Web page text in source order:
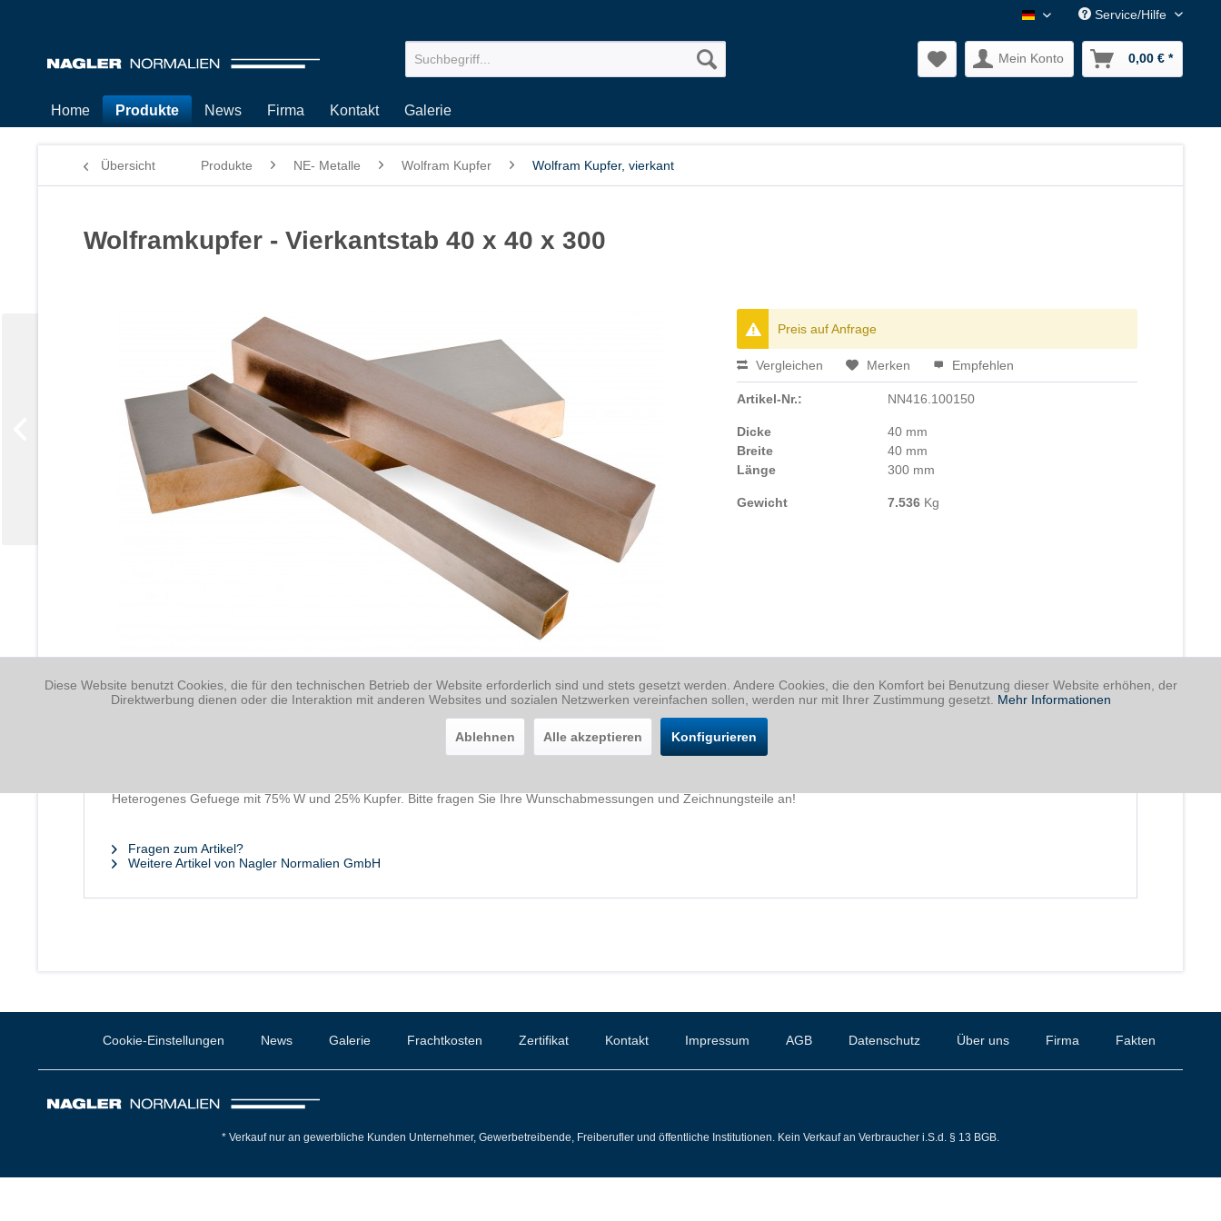
Nagler Normalien DE
Service/Hilfe
Mein Konto 0,00 € *
Home Produkte News Firma Kontakt Galerie
Übersicht Produkte NE- Metalle Wolfram Kupfer Wolfram Kupfer, vierkant
Wolframkupfer - Vierkantstab 40 x 40 x 300
Preis auf Anfrage
Vergleichen Merken Empfehlen
Artikel-Nr.: NN416.100150
Dicke
40 mm
Breite
40 mm
Länge
300 mm
Gewicht 7.536 Kg
Heterogenes Gefuege mit 75% W und 25% Kupfer. Bitte fragen Sie Ihre Wunschabmessungen und Zeichnungsteile an!
Fragen zum Artikel?
Weitere Artikel von Nagler Normalien GmbH
Fakten
Firma
Über uns
Datenschutz
AGB
Impressum
Kontakt
Zertifikat
Frachtkosten
Galerie
News
Cookie-Einstellungen
* Verkauf nur an gewerbliche Kunden Unternehmer, Gewerbetreibende, Freiberufler und öffentliche Institutionen. Kein Verkauf an Verbraucher i.S.d. § 13 BGB.
Diese Website benutzt Cookies, die für den technischen Betrieb der Website erforderlich sind und stets gesetzt werden. Andere Cookies, die den Komfort bei Benutzung dieser Website erhöhen, der
Direktwerbung dienen oder die Interaktion mit anderen Websites und sozialen Netzwerken vereinfachen sollen, werden nur mit Ihrer Zustimmung gesetzt. Mehr Informationen
Ablehnen Alle akzeptieren Konfigurieren